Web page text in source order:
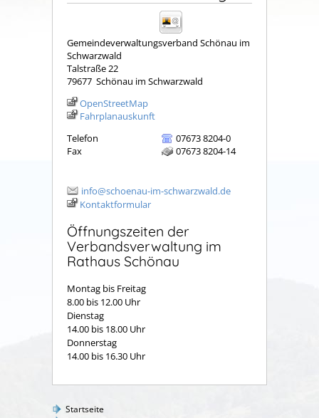
Gemeindeverwaltungsverband Schönau im
Schwarzwald
Talstraße 22
79677 Schönau im Schwarzwald
OpenStreetMap
Fahrplanauskunft
Telefon
07673 8204-0
Fax
07673 8204-14
info@schoenau-im-schwarzwald.de
Kontaktformular
Öffnungszeiten der
Verbandsverwaltung im
Rathaus Schönau
Montag bis Freitag
8.00 bis 12.00 Uhr
Dienstag
14.00 bis 18.00 Uhr
Donnerstag
14.00 bis 16.30 Uhr
Startseite